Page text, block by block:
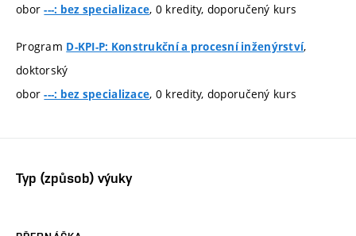
obor---: bez specializace, 0 kredity, doporučený kurs
Program D-KPI-P: Konstrukční a procesní inženýrství,
doktorský
obor---: bez specializace, 0 kredity, doporučený kurs
Typ (způsob) výuky